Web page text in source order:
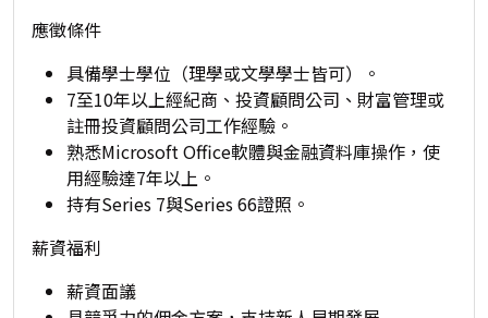
應徵條件
具備學士學位（理學或文學學士皆可）。
7至10年以上經紀商、投資顧問公司、財富管理或
註冊投資顧問公司工作經驗。
熟悉Microsoft Office軟體與金融資料庫操作，使
用經驗達7年以上。
持有Series 7與Series 66證照。
薪資福利
薪資面議